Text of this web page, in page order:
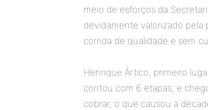
meio de esforços da
devidamente valorizado pela
corrida de qualidade e sem
Henrique Ártico, primeiro
contou com 6 etapas, e
cobrar, o que causou a